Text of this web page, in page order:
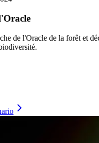
de l'Oracle de la forêt et